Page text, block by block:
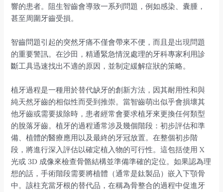
響的患者。阻生智齒會導致一系列問題，例如感染、囊腫，
甚至周圍牙齒受損。
智齒問題引起的突然牙痛不僅會帶來不便，而且是出現問題
的重要警訊。在沙田，精通緊急情況處理的牙科專家利用診
斷工具迅速找出不適的原因，並制定緩解症狀的策略。
植牙過程是一種用於替代缺牙的創新方法，因其耐用性和與
純天然牙齒的相似性而受到推崇。當智齒萌出似乎會損壞其
他牙齒或需要拔除時，患者經常會要求植牙來更換任何類型
的脫落牙齒。植牙的過程通常涉及幾個階段：初步評估和準
備、植體的醫療應用以及最終的牙冠放置。在整個初步階
段，將進行深入評估以確定植入物的可行性。這包括使用 X
光或 3D 成像來檢查骨骼結構並準備準確的定位。如果認為理
想的話，手術階段需要將植體（通常是鈦製品）嵌入下顎骨
中。該柱充當牙根的替代品，在稱為骨整合的過程中促進牙